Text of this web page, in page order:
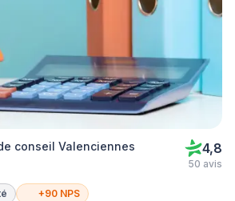
conseil Valenciennes 4,8
50 avis
+90 NPS